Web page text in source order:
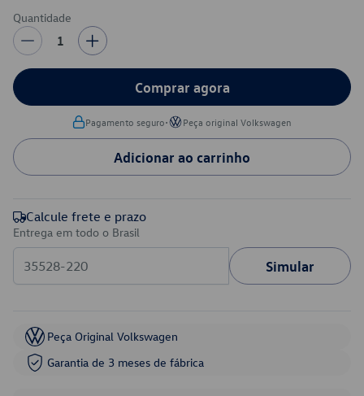
Quantidade
1
Comprar agora
Pagamento seguro• Peça original Volkswagen
Adicionar ao carrinho
Calcule frete e prazo
Entrega em todo o Brasil
Simular
Peça Original Volkswagen
Garantia de 3 meses de fábrica